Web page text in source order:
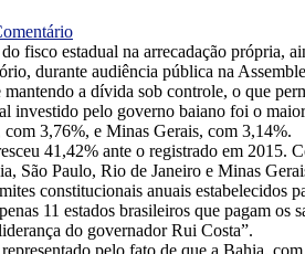
fisco estadual na arrecadação
durante audiência pública na
a dívida sob controle, o que
investido pelo governo baiano foi o
3,76%, e Minas Gerais, com 3,14%.
41,42% ante o registrado em
São Paulo, Rio de Janeiro e Minas
constitucionais anuais estabelecidos
11 estados brasileiros que pagam
do governador Rui Costa”.
pelo fato de que a Bahia,